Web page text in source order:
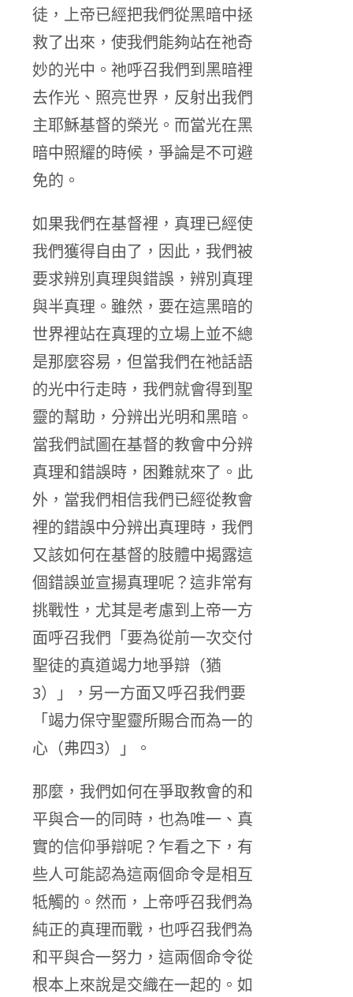
徒，上帝已經把我們從黑暗中拯
救了出來，使我們能夠站在祂奇
妙的光中。祂呼召我們到黑暗裡
去作光、照亮世界，反射出我們
主耶穌基督的榮光。而當光在黑
暗中照耀的時候，爭論是不可避
免的。
如果我們在基督裡，真理已經使
我們獲得自由了，因此，我們被
要求辨別真理與錯誤，辨別真理
與半真理。雖然，要在這黑暗的
世界裡站在真理的立場上並不總
是那麼容易，但當我們在祂話語
的光中行走時，我們就會得到聖
靈的幫助，分辨出光明和黑暗。
當我們試圖在基督的教會中分辨
真理和錯誤時，困難就來了。此
外，當我們相信我們已經從教會
裡的錯誤中分辨出真理時，我們
又該如何在基督的肢體中揭露這
個錯誤並宣揚真理呢？這非常有
挑戰性，尤其是考慮到上帝一方
面呼召我們「要為從前一次交付
聖徒的真道竭力地爭辯（猶
3）」，另一方面又呼召我們要
「竭力保守聖靈所賜合而為一的
心（弗四3）」。
那麼，我們如何在爭取教會的和
平與合一的同時，也為唯一、真
實的信仰爭辯呢？乍看之下，有
些人可能認為這兩個命令是相互
牴觸的。然而，上帝呼召我們為
純正的真理而戰，也呼召我們為
和平與合一努力，這兩個命令從
根本上來說是交織在一起的。如